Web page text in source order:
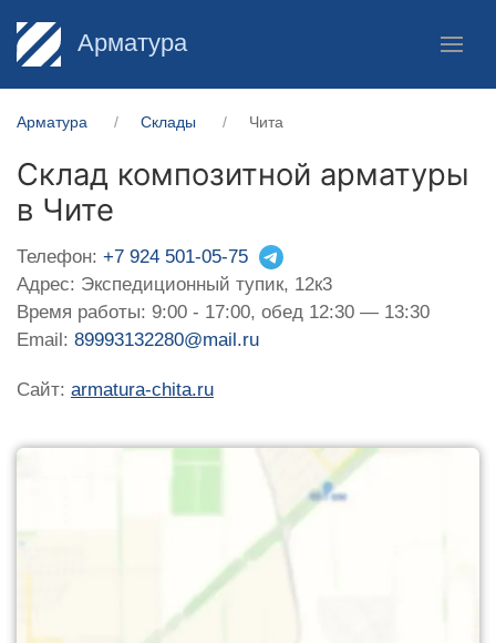
Арматура
Арматура Склады Чита
Склад композитной арматуры
в Чите
Телефон: +7 924 501-05-75
Адрес: Экспедиционный тупик, 12к3
Время работы: 9:00 - 17:00, обед 12:30 — 13:30
Email: 89993132280@mail.ru
Сайт: armatura-chita.ru